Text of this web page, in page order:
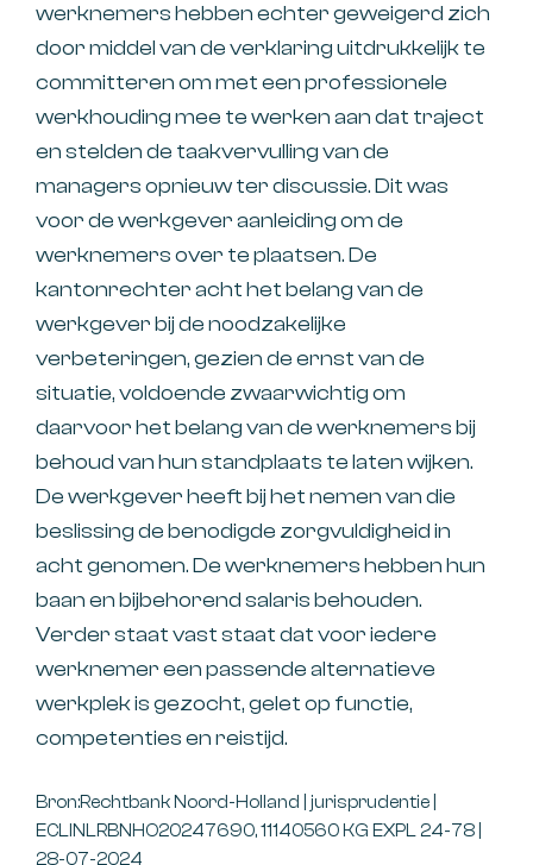
werknemers hebben echter geweigerd zich
door middel van de verklaring uitdrukkelijk te
committeren om met een professionele
werkhouding mee te werken aan dat traject
en stelden de taakvervulling van de
managers opnieuw ter discussie. Dit was
voor de werkgever aanleiding om de
werknemers over te plaatsen. De
kantonrechter acht het belang van de
werkgever bij de noodzakelijke
verbeteringen, gezien de ernst van de
situatie, voldoende zwaarwichtig om
daarvoor het belang van de werknemers bij
behoud van hun standplaats te laten wijken.
De werkgever heeft bij het nemen van die
beslissing de benodigde zorgvuldigheid in
acht genomen. De werknemers hebben hun
baan en bijbehorend salaris behouden.
Verder staat vast staat dat voor iedere
werknemer een passende alternatieve
werkplek is gezocht, gelet op functie,
competenties en reistijd.
Bron:Rechtbank Noord-Holland | jurisprudentie |
ECLINLRBNHO20247690, 11140560 KG EXPL 24-78 |
28-07-2024